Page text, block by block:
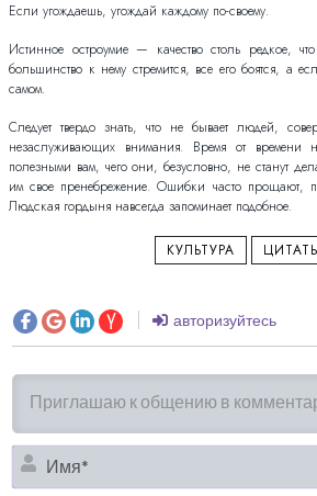
Если угождаешь, угождай каждому по-своему.
Истинное остроумие — качество столь редкое,
большинство к нему стремится, все его боятся, а
самом.
Следует твердо знать, что не бывает людей,
незаслуживающих внимания. Время от времени
полезными вам, чего они, безусловно, не станут
им свое пренебрежение. Ошибки часто прощают,
Людская гордыня навсегда запоминает подобное.
КУЛЬТУРА
авторизуйтесь